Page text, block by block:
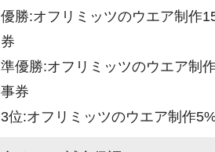
優勝:オフリミッツのウエア制作
券
準優勝:オフリミッツのウエア制
事券
3位:オフリミッツのウエア制作